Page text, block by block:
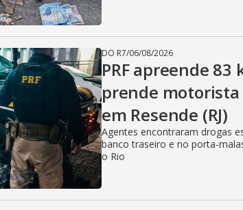
DO R7/06/08/2026
PRF apreende 83
prende motorista
em Resende (RJ)
Agentes encontraram drogas
banco traseiro e no porta-
o Rio